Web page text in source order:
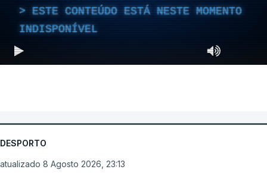
ESTE CONTEÚDO ESTÁ NESTE MOMENTO
INDISPONÍVEL
DESPORTO
atualizado 8 Agosto 2026, 23:13